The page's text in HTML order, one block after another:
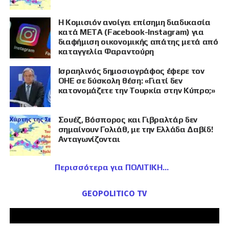
Η Κομισιόν ανοίγει επίσημη διαδικασία
κατά META (Facebook-Instagram) για
διαφήμιση οικονομικής απάτης μετά από
καταγγελία Φαραντούρη
Ισραηλινός δημοσιογράφος έφερε τον
ΟΗΕ σε δύσκολη θέση: «Γιατί δεν
κατονομάζετε την Τουρκία στην Κύπρο;»
Σουέζ, Βόσπορος και Γιβραλτάρ δεν
σημαίνουν Γολιάθ, με την Ελλάδα Δαβίδ!
Ανταγωνίζονται
Περισσότερα για ΠΟΛΙΤΙΚΗ
GEOPOLITICO TV